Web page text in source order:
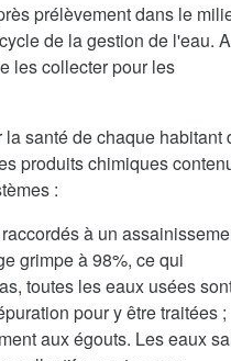
prélèvement dans le
de la gestion de l'eau. A
les collecter pour les
santé de chaque habitant
produits chimiques
:
à un
grimpe à 98%, ce qui
toutes les eaux usées
pour y être traitées ;
aux égouts. Les eaux